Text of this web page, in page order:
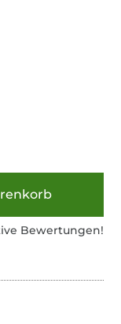
Bewertungen!